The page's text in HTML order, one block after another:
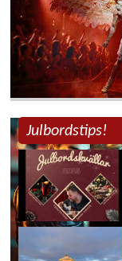
Julbordstips!